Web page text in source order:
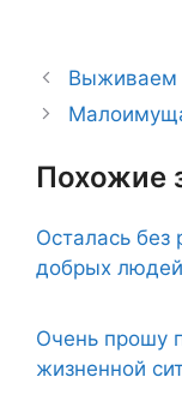
Выживаем
Похожие
Осталась
добрых людей
Очень прошу
жизненной